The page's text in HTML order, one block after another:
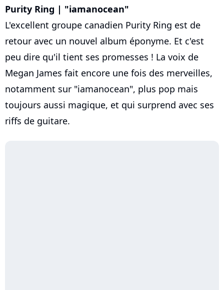
Purity Ring | "iamanocean"
L'excellent groupe canadien Purity Ring est de
retour avec un nouvel album éponyme. Et c'est
peu dire qu'il tient ses promesses ! La voix de
Megan James fait encore une fois des merveilles,
notamment sur "iamanocean", plus pop mais
toujours aussi magique, et qui surprend avec ses
riffs de guitare.